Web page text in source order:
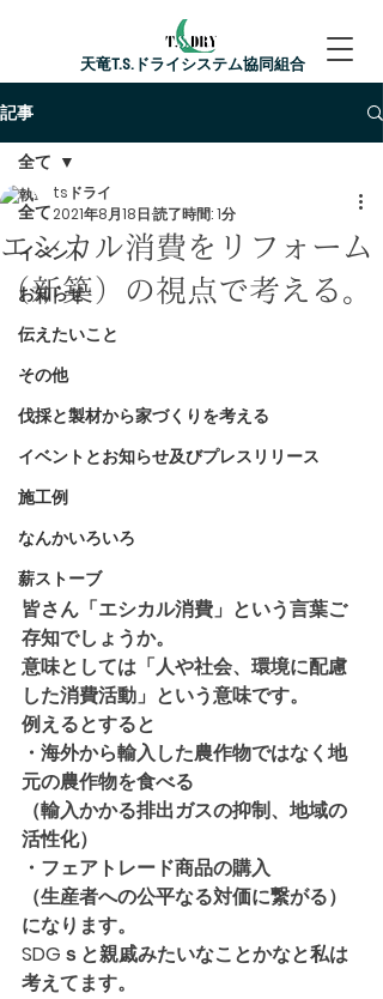
​天竜T.S.ドライシステム協同組合
記事
全て
イベント
お知らせ
伝えたいこと
その他
伐採と製材から家づくりを考える
イベントとお知らせ及びプレスリリース
施工例
なんかいろいろ
薪ストーブ
全て
エシカル消費をリフォーム
（新築）の視点で考える。
tsドライ
2021年8月18日読了時間: 1分
皆さん「エシカル消費」という言葉ご
存知でしょうか。
意味としては「人や社会、環境に配慮
した消費活動」という意味です。
例えるとすると
・海外から輸入した農作物ではなく地
元の農作物を食べる
（輸入かかる排出ガスの抑制、地域の
活性化）
・フェアトレード商品の購入
（生産者への公平なる対価に繋がる）
になります。
SDGｓと親戚みたいなことかなと私は
考えてます。